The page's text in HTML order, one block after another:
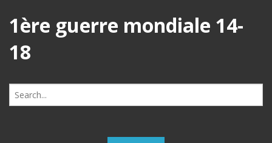
1ère guerre mondiale 14-
18
Search
for: